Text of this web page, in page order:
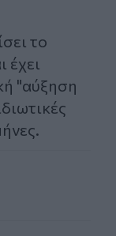
το
έχει
"αύξηση